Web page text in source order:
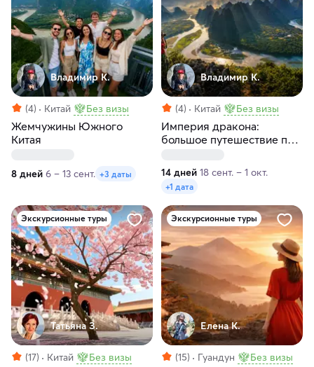
Владимир К.
(4) Китай Без визы
Жемчужины Южного
Китая
8 дней 6 – 13 сент. +3 даты
Владимир К.
(4) Китай Без визы
Империя дракона:
большое путешествие по
14 дней 18 сент. – 1 окт.
+1 дата
Экскурсионные туры
Татьяна З.
(17) Китай Без визы
Экскурсионные туры
Елена К.
(15) Гуандун Без визы